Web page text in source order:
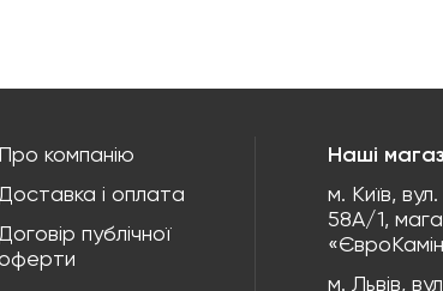
Про компанію
Доставка і оплата
Договір публічної
Наші
м. Київ,
58А/1,
м. Львів,